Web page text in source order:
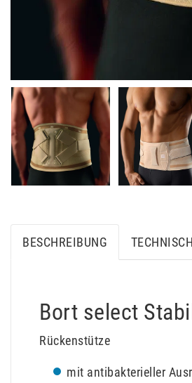
BESCHREIBUNG
Bort select
Rückenstütze
mit antibakterieller